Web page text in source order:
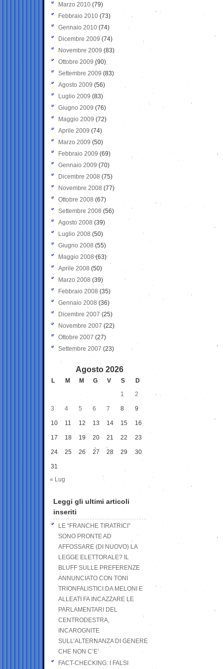
Marzo 2010 (79)
Febbraio 2010 (73)
Gennaio 2010 (74)
Dicembre 2009 (74)
Novembre 2009 (83)
Ottobre 2009 (90)
Settembre 2009 (83)
Agosto 2009 (56)
Luglio 2009 (83)
Giugno 2009 (76)
Maggio 2009 (72)
Aprile 2009 (74)
Marzo 2009 (50)
Febbraio 2009 (69)
Gennaio 2009 (70)
Dicembre 2008 (75)
Novembre 2008 (77)
Ottobre 2008 (67)
Settembre 2008 (56)
Agosto 2008 (39)
Luglio 2008 (50)
Giugno 2008 (55)
Maggio 2008(63)
Aprile 2008 (50)
Marzo 2008 (39)
Febbraio 2008 (35)
Gennaio 2008 (36)
Dicembre 2007 (25)
Novembre 2007 (22)
Ottobre 2007 (27)
Settembre 2007 (23)
Agosto 2026
L M M G V S
D
1
2
3 4 5 6 7 8 9
10 11 12 13 14 15 16
17 18 19 20 21 22 23
24 25 26 27 28 29 30
31
« Lug
Leggi gli ultimi articoli
inseriti
LE “FRANCHE TIRATRICI”
SONO PRONTE AD
AFFOSSARE (DI NUOVO) LA
LEGGE ELETTORALE? IL
BLUFF SULLE PREFERENZE
ANNUNCIATO CON TONI
TRIONFALISTICI DA MELONI E
ALLEATI FA INCAZZARE LE
PARLAMENTARI DEL
CENTRODESTRA,
INCAROGNITE
SULL’ALTERNANZA DI GENERE
CHE NON C’E’
FACT-CHECKING: I FALSI